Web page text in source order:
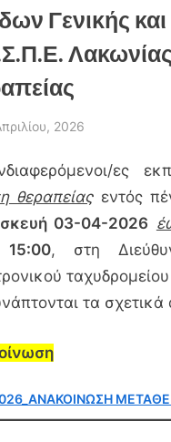
Toggle
menu
Γενικής
2026
ες
θεραπείαςεντός
03-04-2026
, στη
τα σχετικά